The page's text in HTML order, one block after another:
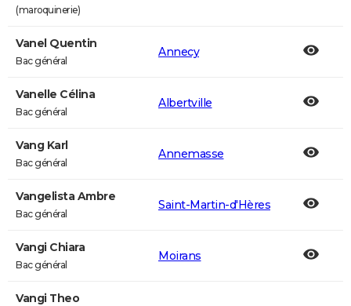
(maroquinerie)
Vanel Quentin
Bac général
Annecy
Vanelle Célina
Bac général
Albertville
Vang Karl
Bac général
Annemasse
Vangelista Ambre
Bac général
Saint-Martin-d'Hères
Vangi Chiara
Bac général
Moirans
Vangi Theo